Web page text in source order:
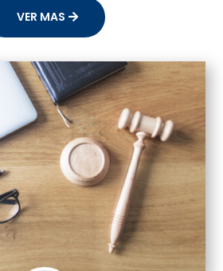
VER MAS